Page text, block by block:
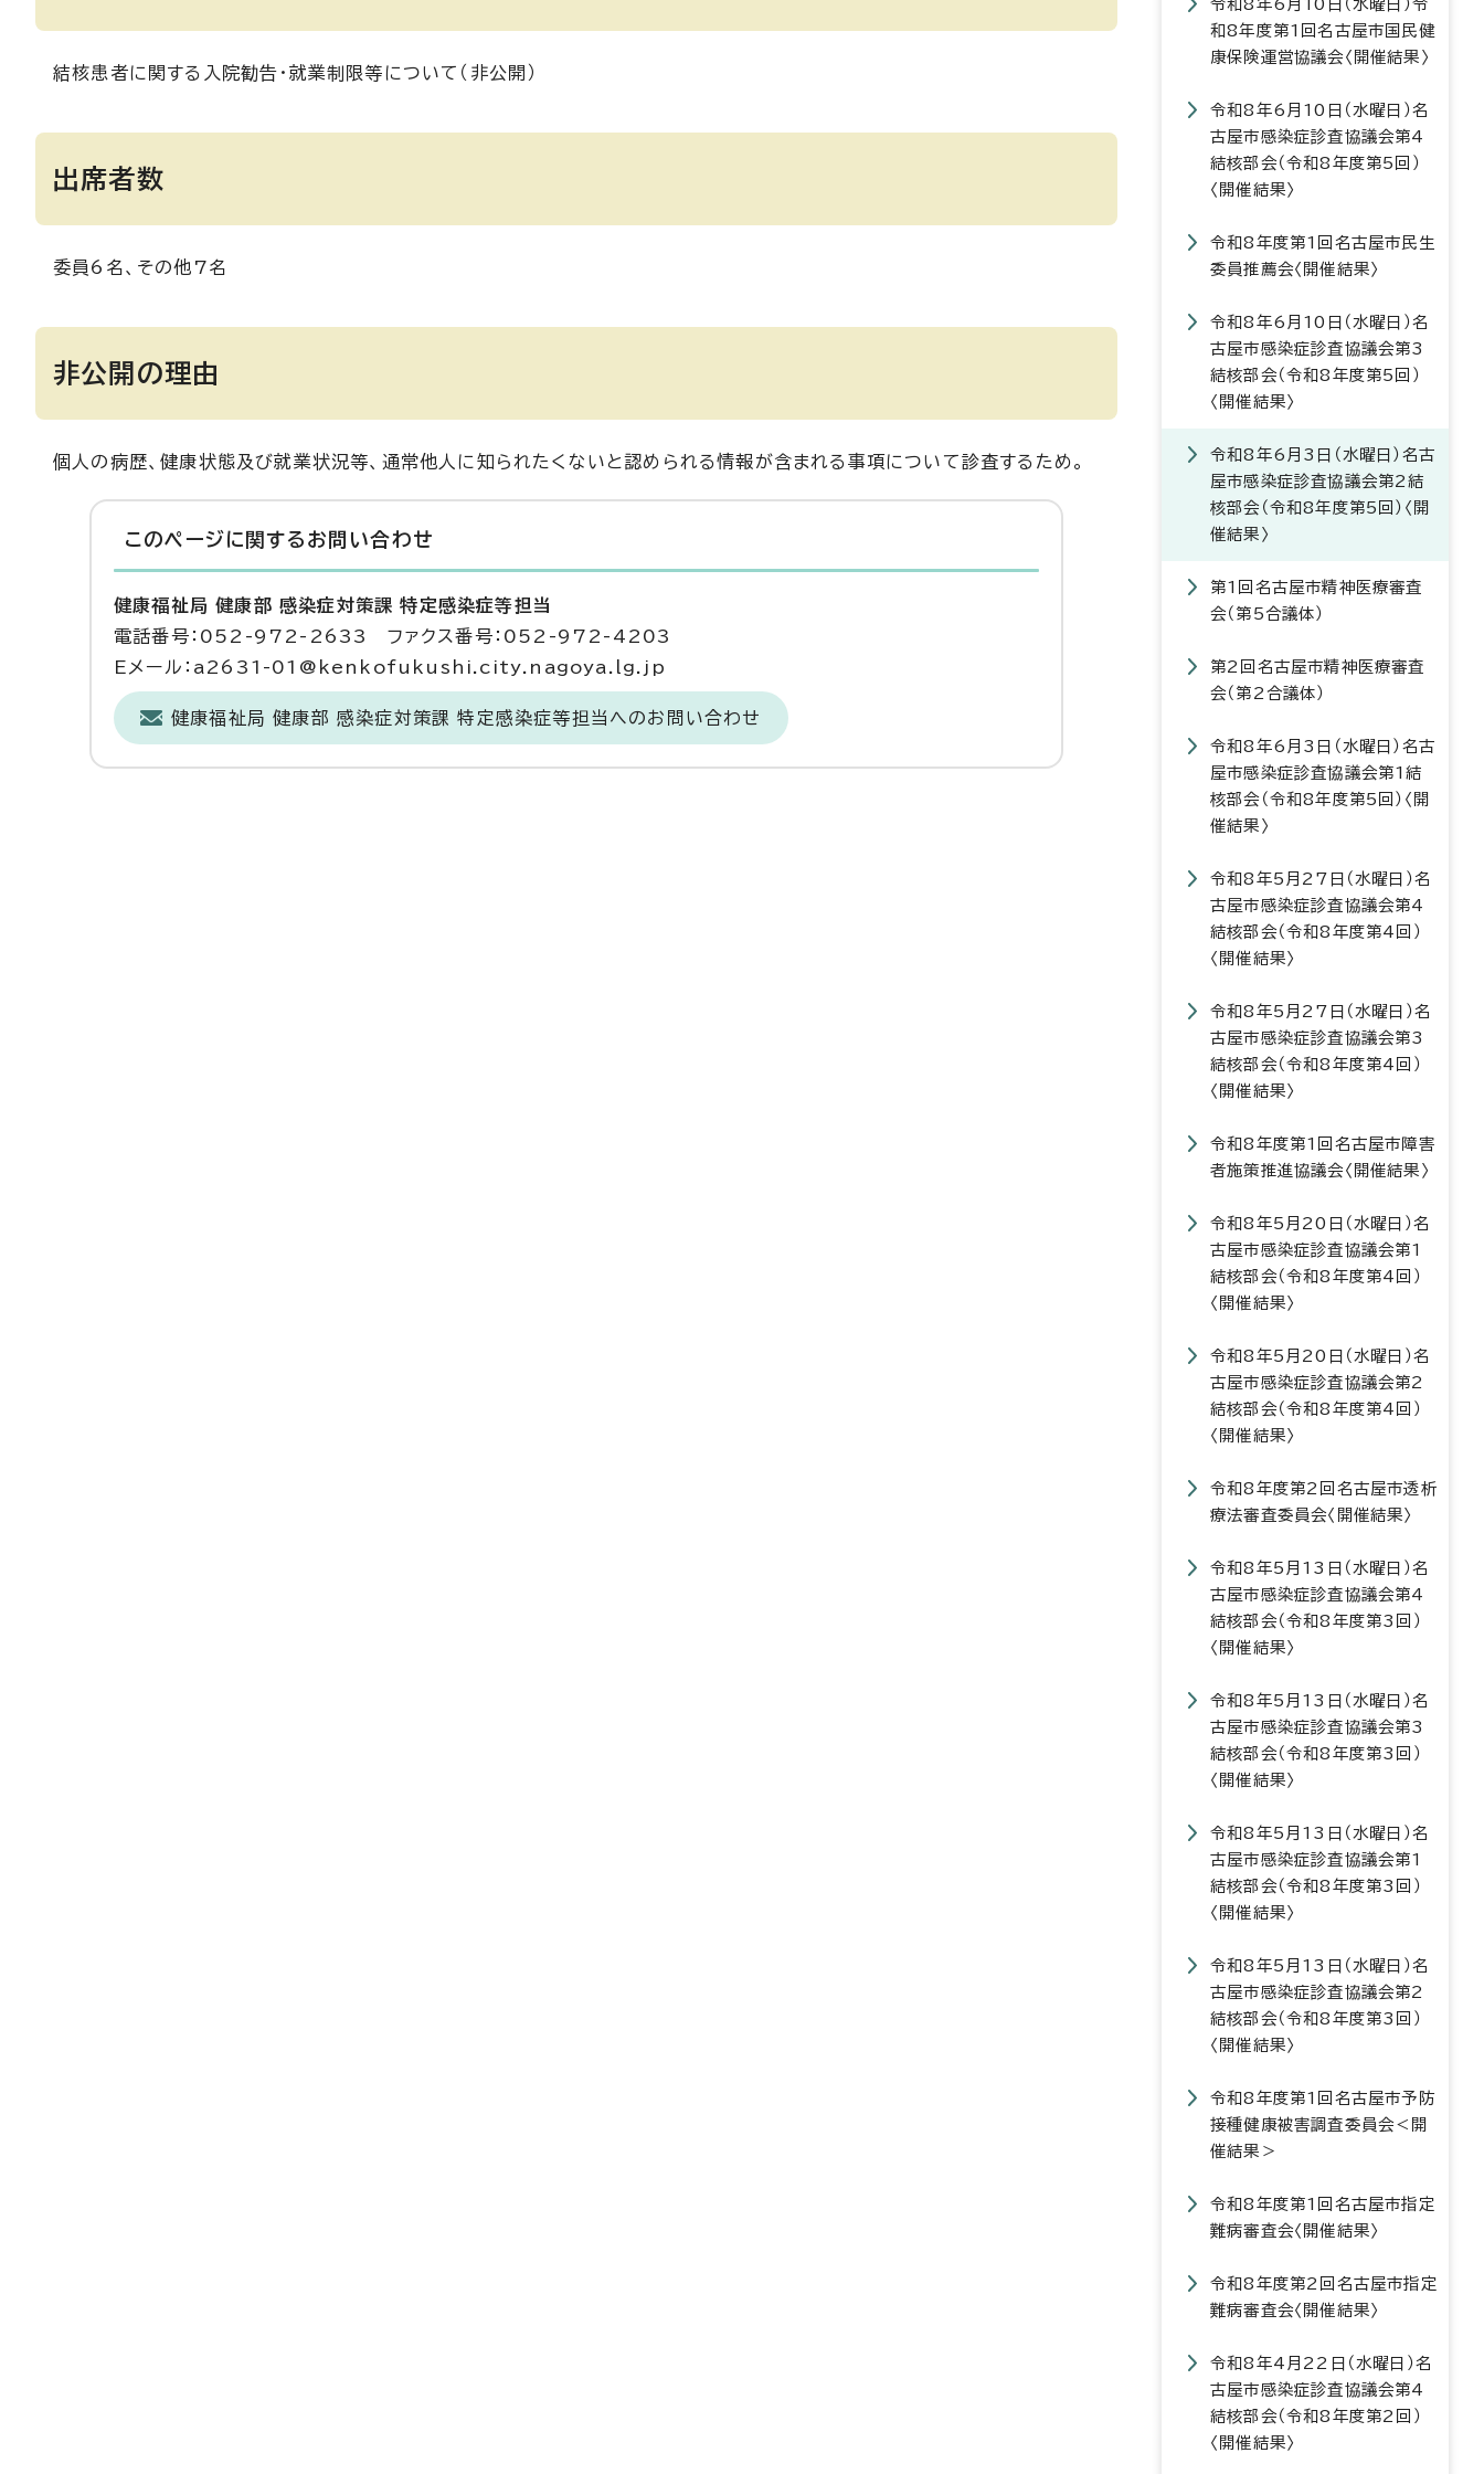
結核患者に関する入院勧告・就業制限等について（非公開）
出席者数
委員6名、その他7名
非公開の理由
個人の病歴、健康状態及び就業状況等、通常他人に知られたくないと認められる情報が含まれる事項について診査するため。
このページに関する お問い合わせ
健康福祉局 健康部 感染症対策課 特定感染症等担当
電話番号：052-972-2633 ファクス番号：052-972-4203
Eメール：a2631-01@kenkofukushi.city.nagoya.lg.jp
健康福祉局 健康部 感染症対策課 特定感染症等担当へのお問い合わせ
令和8年6月10日（水曜日）令
和8年度第1回名古屋市国民健
康保険運営協議会〈開催結果〉
令和8年6月10日（水曜日）名
古屋市感染症診査協議会第4
結核部会（令和8年度第5回）
〈開催結果〉
令和8年度第1回名古屋市民生
委員推薦会〈開催結果〉
令和8年6月10日（水曜日）名
古屋市感染症診査協議会第3
結核部会（令和8年度第5回）
〈開催結果〉
令和8年6月3日（水曜日）名古
屋市感染症診査協議会第2結
核部会（令和8年度第5回）〈開
催結果〉
第1回名古屋市精神医療審査
会（第5合議体）
第2回名古屋市精神医療審査
会（第2合議体）
令和8年6月3日（水曜日）名古
屋市感染症診査協議会第1結
核部会（令和8年度第5回）〈開
催結果〉
令和8年5月27日（水曜日）名
古屋市感染症診査協議会第4
結核部会（令和8年度第4回）
〈開催結果〉
令和8年5月27日（水曜日）名
古屋市感染症診査協議会第3
結核部会（令和8年度第4回）
〈開催結果〉
令和8年度第1回名古屋市障害
者施策推進協議会〈開催結果〉
令和8年5月20日（水曜日）名
古屋市感染症診査協議会第1
結核部会（令和8年度第4回）
〈開催結果〉
令和8年5月20日（水曜日）名
古屋市感染症診査協議会第2
結核部会（令和8年度第4回）
〈開催結果〉
令和8年度第2回名古屋市透析
療法審査委員会〈開催結果〉
令和8年5月13日（水曜日）名
古屋市感染症診査協議会第4
結核部会（令和8年度第3回）
〈開催結果〉
令和8年5月13日（水曜日）名
古屋市感染症診査協議会第3
結核部会（令和8年度第3回）
〈開催結果〉
令和8年5月13日（水曜日）名
古屋市感染症診査協議会第1
結核部会（令和8年度第3回）
〈開催結果〉
令和8年5月13日（水曜日）名
古屋市感染症診査協議会第2
結核部会（令和8年度第3回）
〈開催結果〉
令和8年度第1回名古屋市予防
接種健康被害調査委員会＜開
催結果＞
令和8年度第1回名古屋市指定
難病審査会〈開催結果〉
令和8年度第2回名古屋市指定
難病審査会〈開催結果〉
令和8年4月22日（水曜日）名
古屋市感染症診査協議会第4
結核部会（令和8年度第2回）
〈開催結果〉